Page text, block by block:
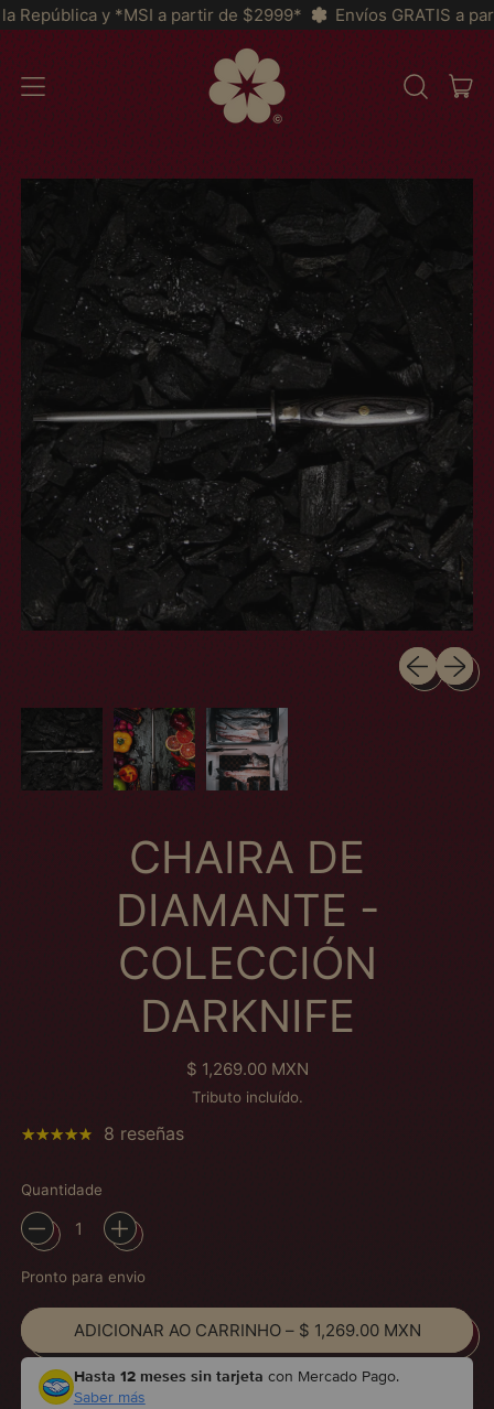
a partir de $2999* Envíos GRATIS a partir de $2,200 a
MENU
BUSCAR
EM
NOSSO
SITE
Slide
CHAIRA DE
DIAMANTE -
COLECCIÓN
DARKNIFE
Preço normal
$ 1,269.00 MXN
Tributo incluído.
8 reseñas
Quantidade
Pronto para envio
ADICIONAR AO CARRINHO– $ 1,269.00 MXN
Hasta 12 meses sin tarjeta con Mercado Pago.
Saber más